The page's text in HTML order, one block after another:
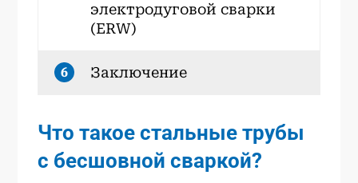
электродуговой сварки
(ERW)
6 Заключение
Что такое стальные трубы
с бесшовной сваркой?